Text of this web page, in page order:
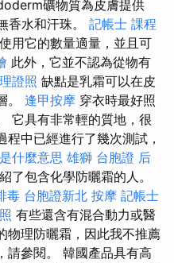
礦物質為皮膚提供
香水和汗珠。 記帳士 課程
用它的數量適量，並且可
此外，它並不認為從物有
證照 缺點是乳霜可以在皮
。 逢甲按摩 穿衣時最好照
它具有非常輕的質地，很
中已經進行了幾次測試，
什麼意思 雄獅 台胞證 后
了包含化學防曬霜的人。
毒 台胞證新北 按摩 記帳士
有些還含有混合動力或醫
物理防曬霜，因此我不推薦
請參閱。 韓國產品具有高